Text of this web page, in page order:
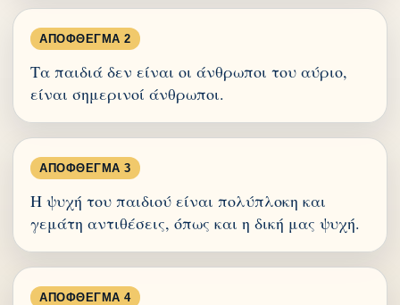
ΑΠΌΦΘΕΓΜΑ 2
Τα παιδιά δεν είναι οι άνθρωποι του αύριο,
είναι σημερινοί άνθρωποι.
ΑΠΌΦΘΕΓΜΑ 3
Η ψυχή του παιδιού είναι πολύπλοκη και
γεμάτη αντιθέσεις, όπως και η δική μας ψυχή.
ΑΠΌΦΘΕΓΜΑ 4